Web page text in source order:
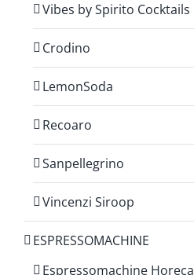
Vibes by Spirito Cocktails
Crodino
LemonSoda
Recoaro
Sanpellegrino
Vincenzi Siroop
ESPRESSOMACHINE
Espressomachine Horeca